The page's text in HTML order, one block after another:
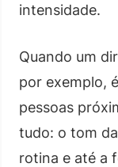
intensidade.
Quando um
por exemplo,
pessoas
tudo: o tom
rotina e até a